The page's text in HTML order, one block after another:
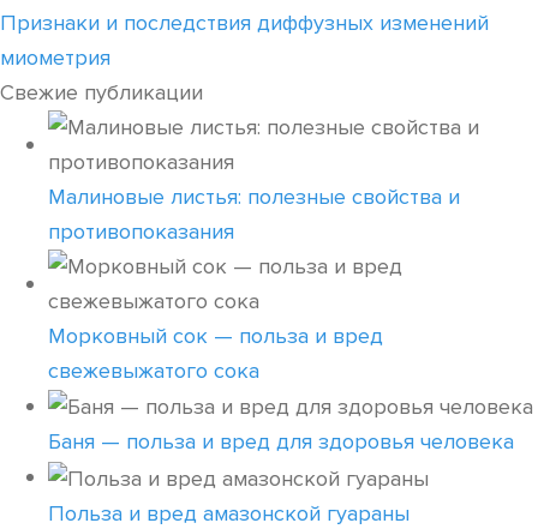
Признаки и последствия диффузных изменений
миометрия
Свежие публикации
Малиновые листья: полезные свойства и
противопоказания
Морковный сок — польза и вред
свежевыжатого сока
Баня — польза и вред для здоровья человека
Польза и вред амазонской гуараны